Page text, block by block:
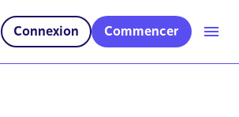
Connexion Commencer